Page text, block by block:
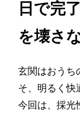
日で完
を壊さ
玄関はおうち
そ、明るく快
今回は、採光